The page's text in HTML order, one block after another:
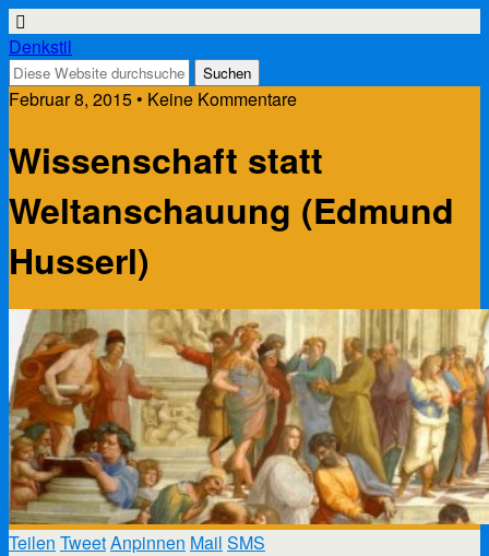
Denkstil
Februar 8, 2015 • Keine Kommentare
Wissenschaft statt
Weltanschauung (Edmund
Husserl)
Teilen TweetAnpinnen Mail SMS